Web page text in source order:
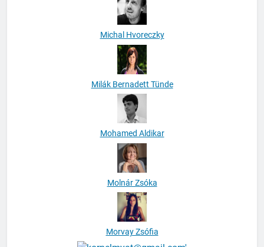
Michal Hvoreczky
Milák Bernadett Tünde
Mohamed Aldikar
Molnár Zsóka
Morvay Zsófia